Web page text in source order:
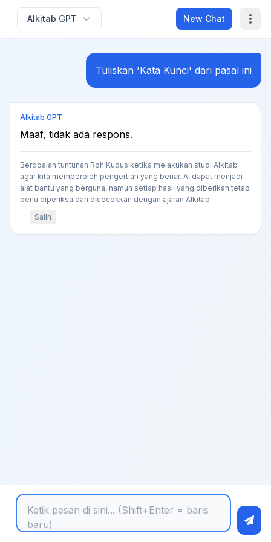
Alkitab GPT New Chat
Tuliskan 'Kata Kunci' dari pasal ini
Alkitab GPT
Maaf, tidak ada respons.
Berdoalah tuntunan Roh Kudus ketika melakukan studi Alkitab
agar kita memperoleh pengertian yang benar. AI dapat menjadi
alat bantu yang berguna, namun setiap hasil yang diberikan tetap
perlu diperiksa dan dicocokkan dengan ajaran Alkitab.
Salin